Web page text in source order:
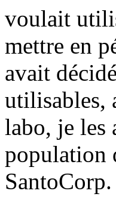
voulait
mettre en
avait
utilisables,
labo, je les
population
SantoCorp.